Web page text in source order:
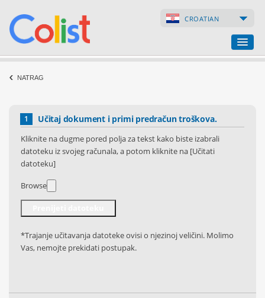
CROATIAN
Prevoditeljski ured
Internetske stranice
Internetske trgovine
NATRAG
1 Učitaj dokument i primi predračun troškova.
Kliknite na dugme pored polja za tekst kako biste izabrali
datoteku iz svojeg računala, a potom kliknite na [Učitati
datoteku]
Browse
*Trajanje učitavanja datoteke ovisi o njezinoj veličini. Molimo
Vas, nemojte prekidati postupak.